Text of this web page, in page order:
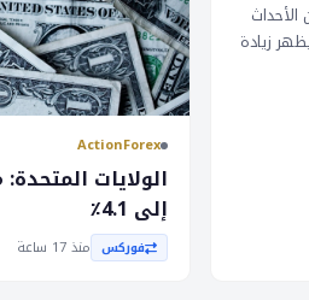
زيادة
أن
في
ActionForex
الولايات
إلى 4.1٪
فوركس منذ 17 ساعة